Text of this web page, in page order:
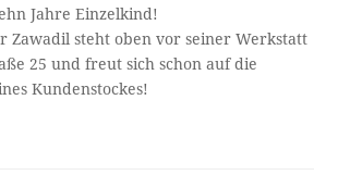
Jahre Einzelkind!
Zawadil steht oben vor seiner Werkstatt
25 und freut sich schon auf die
Kundenstockes!